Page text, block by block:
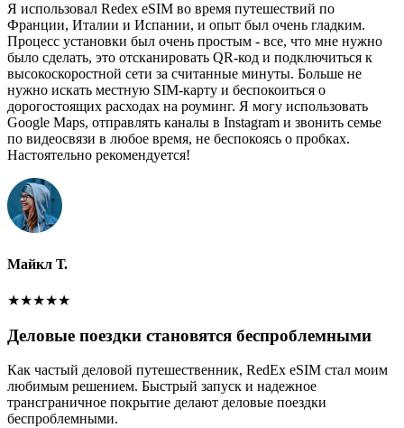
Я использовал Redex eSIM во время путешествий по
Франции, Италии и Испании, и опыт был очень гладким.
Процесс установки был очень простым - все, что мне нужно
было сделать, это отсканировать QR-код и подключиться к
высокоскоростной сети за считанные минуты. Больше не
нужно искать местную SIM-карту и беспокоиться о
дорогостоящих расходах на роуминг. Я могу использовать
Google Maps, отправлять каналы в Instagram и звонить семье
по видеосвязи в любое время, не беспокоясь о пробках.
Настоятельно рекомендуется!
Майкл Т.
★★★★★
Деловые поездки становятся беспроблемными
Как частый деловой путешественник, RedEx eSIM стал моим
любимым решением. Быстрый запуск и надежное
трансграничное покрытие делают деловые поездки
беспроблемными.